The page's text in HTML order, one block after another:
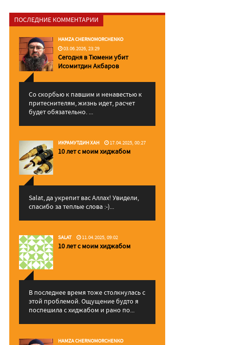
ПОСЛЕДНИЕ КОММЕНТАРИИ
HAMZA CHERNOMORCHENKO
03.06.2026, 23:29
Сегодня в Тюмени убит
Исомитдин Акбаров
Со скорбью к павшим и ненавестью к
притеснителям, жизнь идет, расчет
будет обязательно. ...
ИКРАМУТДИН ХАН 17.04.2025, 00:27
10 лет с моим хиджабом
Salat, да укрепит вас Аллаx! Увидели,
спасибо за теплые слова :-)...
SALAT 11.04.2025, 09:02
10 лет с моим хиджабом
В последнее время тоже столкнулась с
этой проблемой. Ощущение будто я
поспешила с хиджабом и рано по...
HAMZA CHERNOMORCHENKO